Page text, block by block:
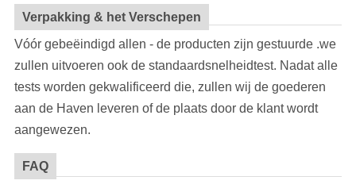
Verpakking & het Verschepen
Vóór gebeëindigd allen - de producten zijn gestuurde .we
zullen uitvoeren ook de standaardsnelheidtest. Nadat alle
tests worden gekwalificeerd die, zullen wij de goederen
aan de Haven leveren of de plaats door de klant wordt
aangewezen.
FAQ